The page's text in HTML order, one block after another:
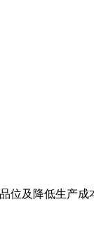
位及降低生产成